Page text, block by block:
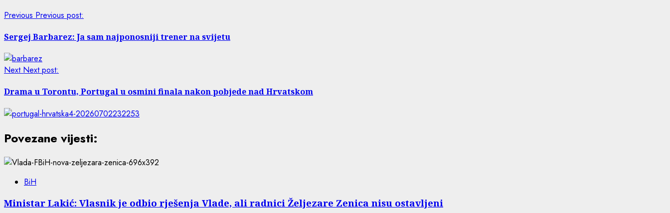
Previous Previous post:
Sergej Barbarez: Ja sam najponosniji trener na svijetu
Next Next post:
Drama u Torontu, Portugal u osmini finala nakon pobjede nad Hrvatskom
Povezane vijesti:
BiH
Ministar Lakić: Vlasnik je odbio rješenja Vlade, ali radnici Željezare Zenica nisu ostavljeni